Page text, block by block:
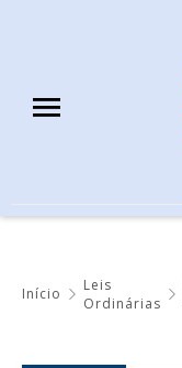
Início
Leis
Ordinárias